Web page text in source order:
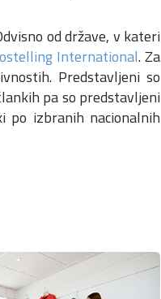
od države, v kateri
International. Za
Predstavljeni so
pa so predstavljeni
po izbranih nacionalnih